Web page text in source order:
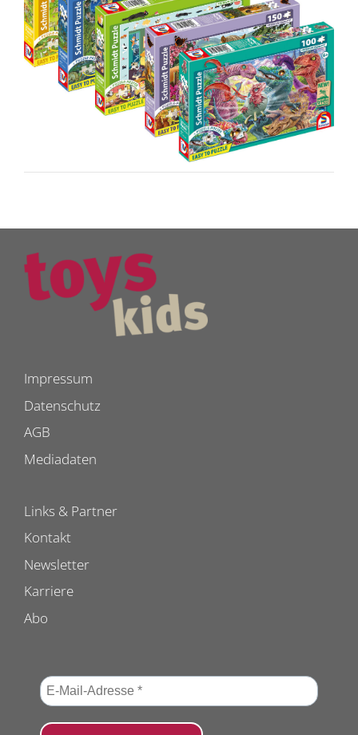
Impressum
Datenschutz
AGB
Mediadaten
Links & Partner
Kontakt
Newsletter
Karriere
Abo